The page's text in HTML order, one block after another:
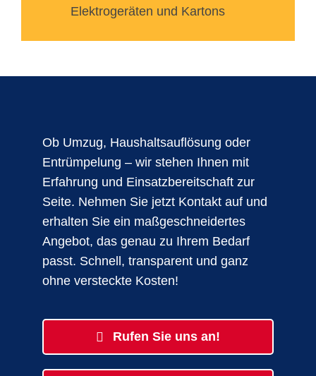
Elektrogeräten und Kartons
Ob Umzug, Haushaltsauflösung oder
Entrümpelung – wir stehen Ihnen mit
Erfahrung und Einsatzbereitschaft zur
Seite. Nehmen Sie jetzt Kontakt auf und
erhalten Sie ein maßgeschneidertes
Angebot, das genau zu Ihrem Bedarf
passt. Schnell, transparent und ganz
ohne versteckte Kosten!
Rufen Sie uns an!